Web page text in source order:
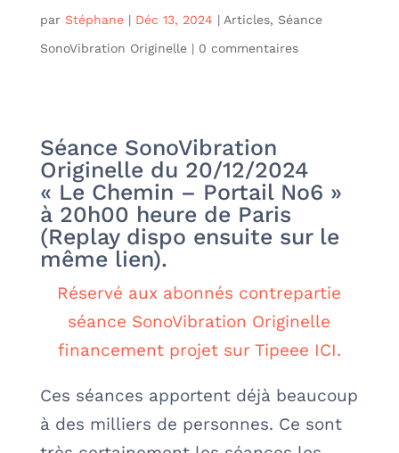
par Stéphane| Déc 13, 2024 | Articles, Séance
SonoVibration Originelle| 0 commentaires
Séance SonoVibration
Originelle du 20/12/2024
« Le Chemin – Portail No6 »
à 20h00 heure de Paris
(Replay dispo ensuite sur le
même lien).
Réservé aux abonnés contrepartie
séance SonoVibration Originelle
financement projet sur Tipeee ICI.
Ces séances apportent déjà beaucoup
à des milliers de personnes. Ce sont